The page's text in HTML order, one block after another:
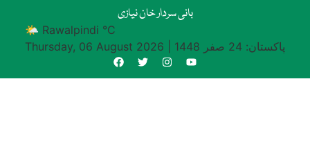
بانی سردار خان نیازی
🌤 Rawalpindi °C
Thursday, 06 August 2026
پاکستان: 24 صفر 1448